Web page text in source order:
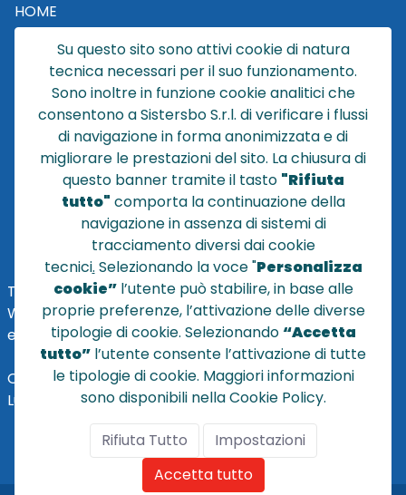
HOME
CATALOGO
CHI SIAMO
NEWS
CONTATTACI
CONDIZIONI DI VENDITA
POLICY PRIVACY
NOTE LEGALI
TEL
+39 051 320210
WHATSAPP:+39345 7201724
eMai
vendite@sistersbo.it
Orari Uffici:
Lun - Ven: 08:30 - 18:00
Su questo sito sono attivi cookie di natura
tecnica necessari per il suo funzionamento.
Sono inoltre in funzione cookie analitici che
consentono a Sistersbo S.r.l. di verificare i flussi
di navigazione in forma anonimizzata e di
migliorare le prestazioni del sito. La chiusura di
questo banner tramite il tasto "Rifiuta
tutto" comporta la continuazione della
navigazione in assenza di sistemi di
tracciamento diversi dai cookie
tecnici. Selezionando la voce "Personalizza
cookie”l’utente può stabilire, in base alle
proprie preferenze, l’attivazione delle diverse
tipologie di cookie. Selezionando “Accetta
tutto” l’utente consente l’attivazione di tutte
le tipologie di cookie. Maggiori informazioni
sono disponibili nella Cookie Policy.
Rifiuta Tutto
Impostazioni
Accetta tutto